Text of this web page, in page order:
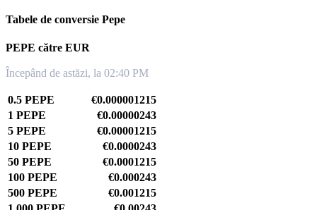
Tabele de conversie Pepe
PEPE către EUR
Începând de astăzi, la 02:40 PM
0.5 PEPE
€0.000001215
1 PEPE
€0.00000243
5 PEPE
€0.00001215
10 PEPE
€0.0000243
50 PEPE
€0.0001215
100 PEPE
€0.000243
500 PEPE
€0.001215